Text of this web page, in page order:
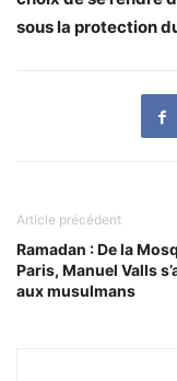
sous la protection
Article précédent
Ramadan : De la
Paris, Manuel Valls
aux musulmans